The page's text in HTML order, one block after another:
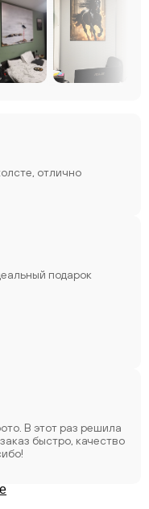
отлично
подарок
В этот раз решила
быстро, качество